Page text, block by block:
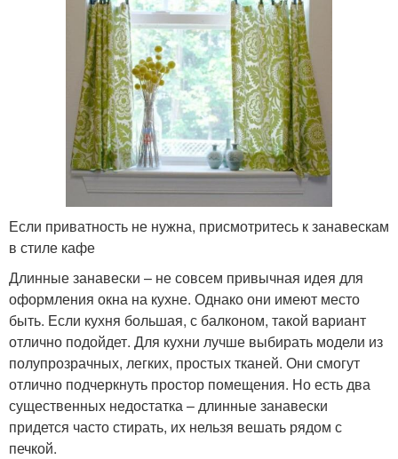
Если приватность не нужна, присмотритесь к занавескам
в стиле кафе
Длинные занавески – не совсем привычная идея для
оформления окна на кухне. Однако они имеют место
быть. Если кухня большая, с балконом, такой вариант
отлично подойдет. Для кухни лучше выбирать модели из
полупрозрачных, легких, простых тканей. Они смогут
отлично подчеркнуть простор помещения. Но есть два
существенных недостатка – длинные занавески
придется часто стирать, их нельзя вешать рядом с
печкой.